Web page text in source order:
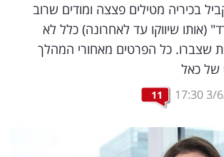
בכיריה מטילים פצצה ומודים שרוב
(אותו שיווקו עד לאחרונה) כלל לא
שצברו. כל הפרטים מאחורי המהלך
של כאל
3/
17:30
11